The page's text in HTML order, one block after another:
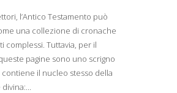
l’Antico Testamento può
una collezione di cronache
complessi. Tuttavia, per il
pagine sono uno scrigno
contiene il nucleo stesso della